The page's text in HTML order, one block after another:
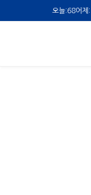
오늘:68어제: